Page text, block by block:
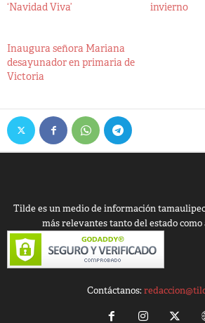
‘Navidad Viva’
invierno
Inaugura señora Mariana
desayunador en primaria de
Victoria
Tilde es un medio de información
más relevantes tanto del estado
Contáctanos: